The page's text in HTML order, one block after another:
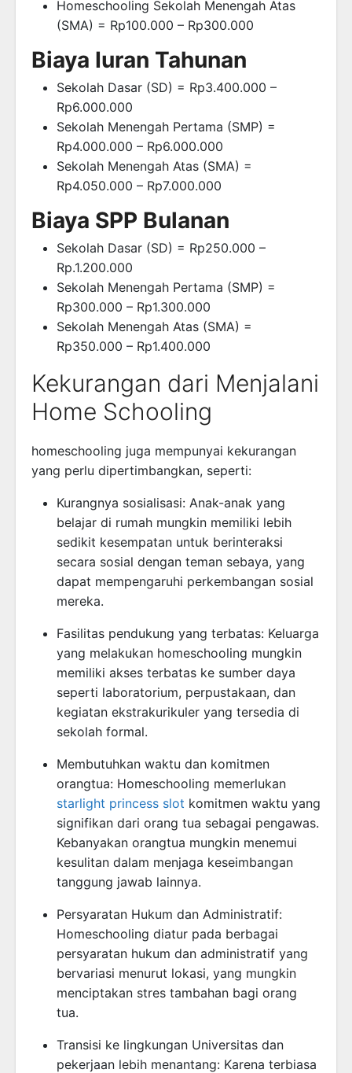
Homeschooling Sekolah Menengah Atas
(SMA) = Rp100.000 – Rp300.000
Biaya Iuran Tahunan
Sekolah Dasar (SD) = Rp3.400.000 –
Rp6.000.000
Sekolah Menengah Pertama (SMP) =
Rp4.000.000 – Rp6.000.000
Sekolah Menengah Atas (SMA) =
Rp4.050.000 – Rp7.000.000
Biaya SPP Bulanan
Sekolah Dasar (SD) = Rp250.000 –
Rp.1.200.000
Sekolah Menengah Pertama (SMP) =
Rp300.000 – Rp1.300.000
Sekolah Menengah Atas (SMA) =
Rp350.000 – Rp1.400.000
Kekurangan dari Menjalani
Home Schooling
homeschooling juga mempunyai kekurangan
yang perlu dipertimbangkan, seperti:
Kurangnya sosialisasi: Anak-anak yang
belajar di rumah mungkin memiliki lebih
sedikit kesempatan untuk berinteraksi
secara sosial dengan teman sebaya, yang
dapat mempengaruhi perkembangan sosial
mereka.
Fasilitas pendukung yang terbatas: Keluarga
yang melakukan homeschooling mungkin
memiliki akses terbatas ke sumber daya
seperti laboratorium, perpustakaan, dan
kegiatan ekstrakurikuler yang tersedia di
sekolah formal.
Membutuhkan waktu dan komitmen
orangtua: Homeschooling memerlukan
starlight princess slot komitmen waktu yang
signifikan dari orang tua sebagai pengawas.
Kebanyakan orangtua mungkin menemui
kesulitan dalam menjaga keseimbangan
tanggung jawab lainnya.
Persyaratan Hukum dan Administratif:
Homeschooling diatur pada berbagai
persyaratan hukum dan administratif yang
bervariasi menurut lokasi, yang mungkin
menciptakan stres tambahan bagi orang
tua.
Transisi ke lingkungan Universitas dan
pekerjaan lebih menantang: Karena terbiasa